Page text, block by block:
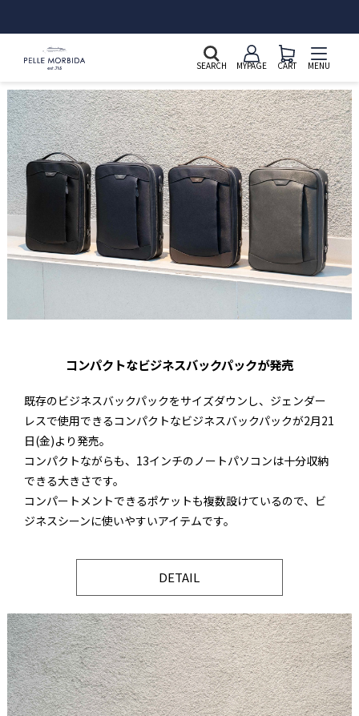
SEARCH MYPAGE CART MENU
コンパクトなビジネスバックパックが発売
既存のビジネスバックパックをサイズダウンし、ジェンダー
レスで使用できるコンパクトなビジネスバックパックが2月21
日(金)より発売。
コンパクトながらも、13インチのノートパソコンは十分収納
できる大きさです。
コンパートメントできるポケットも複数設けているので、ビ
ジネスシーンに使いやすいアイテムです。
DETAIL